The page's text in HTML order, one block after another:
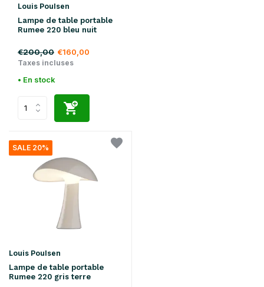
Louis Poulsen
Lampe de table portable
Rumee 220 bleu nuit
€200,00 €160,00
Taxes incluses
• En stock
SALE 20%
Louis Poulsen
Lampe de table portable
Rumee 220 gris terre